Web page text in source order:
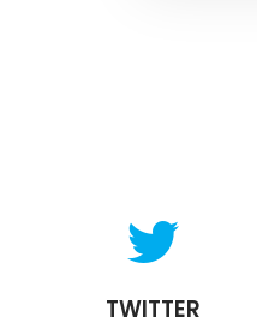
TWITTER